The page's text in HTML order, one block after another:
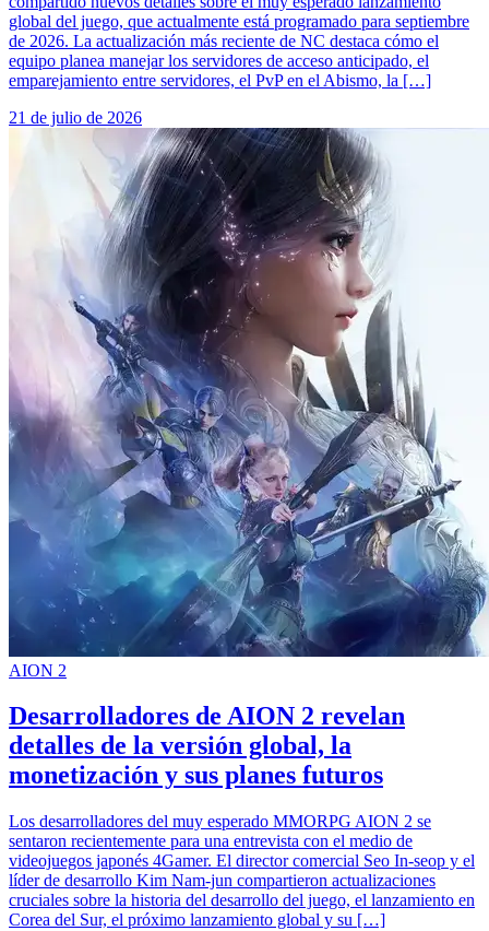
global del juego, que actualmente está programado para septiembre
de 2026. La actualización más reciente de NC destaca cómo el
equipo planea manejar los servidores de acceso anticipado, el
emparejamiento entre servidores, el PvP en el Abismo, la […]
21 de julio de 2026
AION 2
Desarrolladores de AION 2 revelan
detalles de la versión global, la
monetización y sus planes futuros
Los desarrolladores del muy esperado MMORPG AION 2 se
sentaron recientemente para una entrevista con el medio de
videojuegos japonés 4Gamer. El director comercial Seo In-seop y el
líder de desarrollo Kim Nam-jun compartieron actualizaciones
cruciales sobre la historia del desarrollo del juego, el lanzamiento en
Corea del Sur, el próximo lanzamiento global y su […]